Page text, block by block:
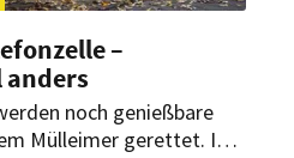
–
anders
noch genießbare
Mülleimer gerettet. In